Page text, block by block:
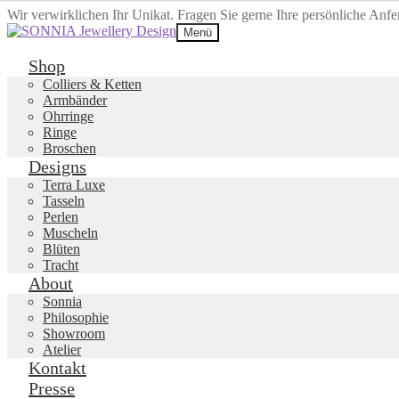
Wir verwirklichen Ihr Unikat. Fragen Sie gerne Ihre persönliche
Zur
springen
Zum
springen
Menü
Shop
Colliers & Ketten
Armbänder
Ohrringe
Ringe
Broschen
Designs
Terra Luxe
Tasseln
Perlen
Muscheln
Blüten
Tracht
About
Sonnia
Philosophie
Showroom
Atelier
Kontakt
Presse